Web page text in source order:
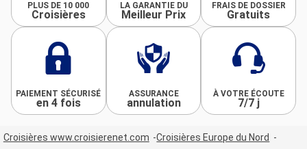
PLUS DE 10 000
Croisières
LA GARANTIE DU
Meilleur Prix
FRAIS DE DOSSIER
Gratuits
PAIEMENT SÉCURISÉ
en 4 fois
ASSURANCE
annulation
À VOTRE ÉCOUTE
7/7 j
Croisières www.croisierenet.com
Croisières Europe du Nord